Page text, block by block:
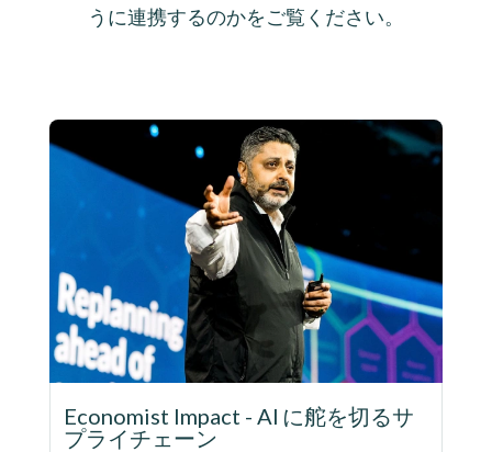
うに連携するのかをご覧ください。
Economist Impact - AI に舵を切るサ
プライチェーン